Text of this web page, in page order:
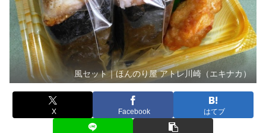
風セット｜ほんのり屋 アトレ川崎（エキナカ）
X Facebook はてブ